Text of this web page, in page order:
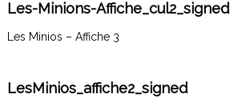
Les-Minions-Affiche_cul2_signed
Les Minios – Affiche 3
LesMinios_affiche2_signed